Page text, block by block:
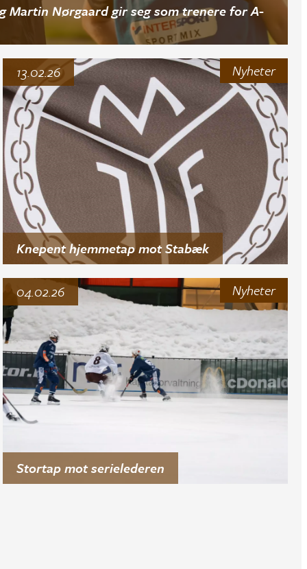
Martin Nørgaard gir seg som trenere for A-
Nyheter
Knepent hjemmetap mot Stabæk
13.02.26
Nyheter
Stortap mot serielederen
04.02.26